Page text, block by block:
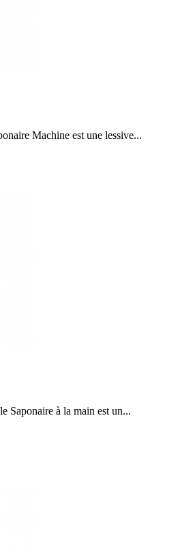
Machine est une lessive...
Saponaire à la main est un...